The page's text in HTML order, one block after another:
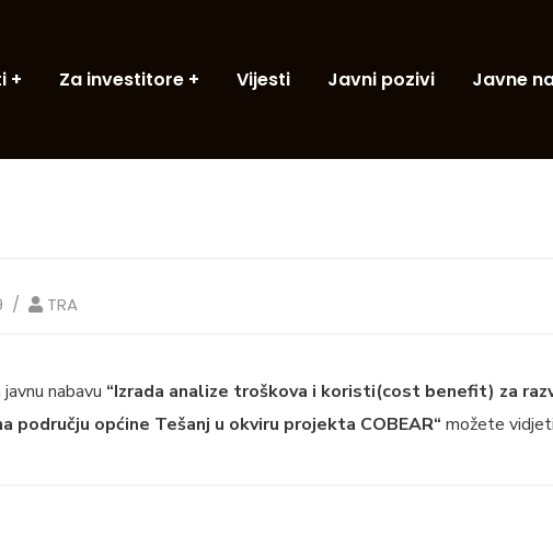
Za investitore Vijesti Javni pozivi Javne
TRA
nabavu “Izrada analize troškova i koristi(cost benefit) za
području općine Tešanj u okviru projekta COBEAR“ možete vidjeti